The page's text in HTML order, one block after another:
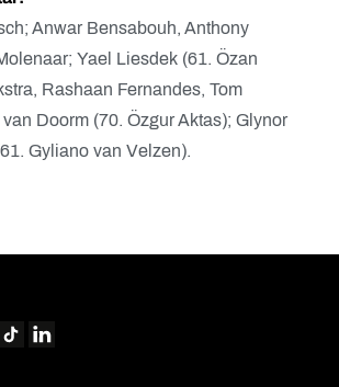
Anwar Bensabouh, Anthony
Yael Liesdek (61. Özan
Rashaan Fernandes, Tom
Doorm (70. Özgur Aktas); Glynor
Gyliano van Velzen).